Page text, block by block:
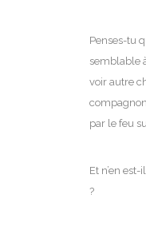
Penses-tu
semblable
voir autre
par le feu
Et n’en
?